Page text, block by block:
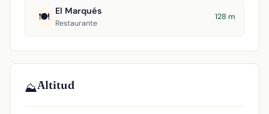
🍽️ El Marqués
Restaurante
128 m
⛰️Altitud